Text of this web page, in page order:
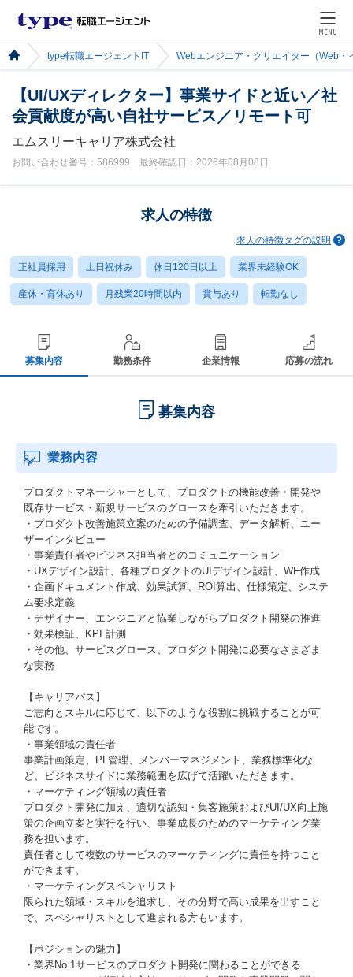
MENU
type転職エージェントIT Webエンジニア・クリエイター（Web・
【UI/UXディレクター】事業サイドと近い／社
会貢献度が高い自社サービス／リモート可
エムスリーキャリア株式会社
お問い合わせ番号：586999 最終確認日：2026年08月08日
求人の特徴
求人の特徴タグの説明
正社員採用 土日祝休み 休日120日以上 業界未経験OK
産休・育休あり 月残業20時間以内 賞与あり 転勤なし
募集内容 勤務条件 企業情報 応募の流れ
募集内容
業務内容
プロダクトマネージャーとして、プロダクトの機能改善・開発や
既存サービス・新規サービスのグロースを牽引いただきます。
・プロダクト改善施策立案のための予備調査、データ解析、ユー
ザーインタビュー
・事業責任者やビジネス担当者とのコミュニケーション
・UXデザイン設計、各種プロダクトのUIデザイン設計、WF作成
・企画ドキュメント作成、効果試算、ROI算出、仕様策定、システ
ム要求定義
・デザイナー、エンジニアと協業しながらプロダクト開発の推進
・効果検証、KPI 計測
・その他、サービスグロース、プロダクト開発に必要なさまざま
な実務
【キャリアパス】
ご志向とスキルに応じて、以下のような役割に挑戦することが可
能です。
・事業領域の責任者
事業計画策定、PL管理、メンバーマネジメント、業務標準化な
ど、ビジネスサイドに業務範囲を広げて活躍いただきます。
・マーケティング領域の責任者
プロダクト開発に加え、適切な認知・集客施策およびUI/UX向上施
策の企画立案と実行を行い、事業成長のためのマーケティング業
務を担います。
責任者として複数のサービスのマーケティングに責任を持つこと
ができます。
・マーケティングスペシャリスト
限られた領域・スキルを追求し、その分野で高い成果を出すこと
で、スペシャリストとして進まれる方もいます。
【ポジションの魅力】
・業界No.1サービスのプロダクト開発に関わることができる